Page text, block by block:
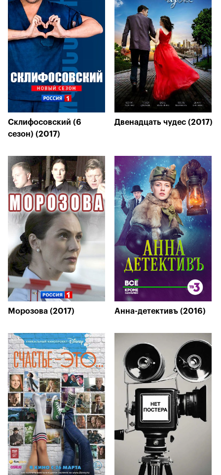
Склифосовский (6
сезон) (2017)
Двенадцать чудес (2017)
Морозова (2017) Анна-детективъ (2016)